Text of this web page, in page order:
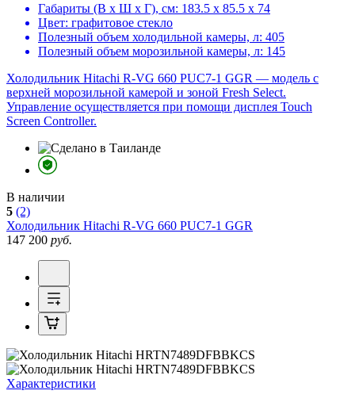
Габариты (В х Ш х Г), см: 183.5 х 85.5 х 74
Цвет: графитовое стекло
Полезный объем холодильной камеры, л: 405
Полезный объем морозильной камеры, л: 145
Холодильник Hitachi R-VG 660 PUC7-1 GGR — модель с
верхней морозильной камерой и зоной Fresh Select.
Управление осуществляется при помощи дисплея Touch
Screen Controller.
В наличии
5 (2)
Холодильник Hitachi R-VG 660 PUC7-1 GGR
147 200 руб.
Характеристики